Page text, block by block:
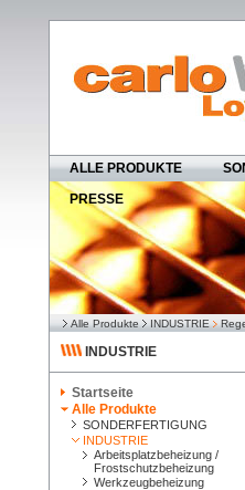
ALLE PRODUKTE
PRESSE
Alle Produkte INDUSTRIE
INDUSTRIE
Startseite
Alle Produkte
SONDERFERTIGUNG
INDUSTRIE
Arbeitsplatzbeheizung /
Frostschutzbeheizung
Werkzeugbeheizung